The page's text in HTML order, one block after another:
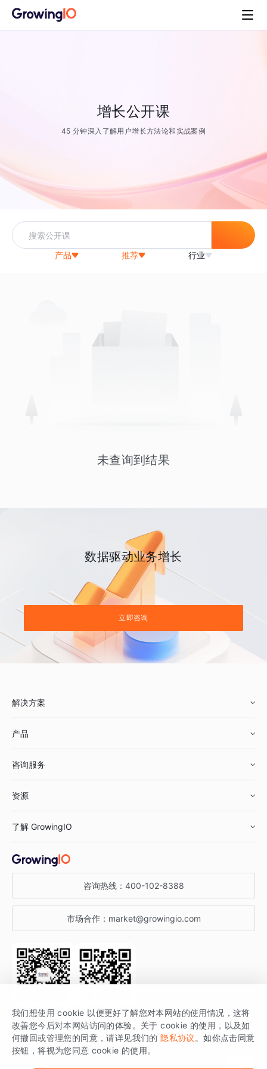
增长公开课
45 分钟深入了解用户增长方法论和实战案例
产品 推荐 行业
未查询到结果
数据驱动业务增长
立即咨询
解决方案
鞋服行业
汽车行业
金融行业
产品
智能运营
获客分析
咨询服务
资源
增长公开课
增长博客
开发者文档
SDK 文档
场景指南
了解 GrowingIO
关于 GrowingIO
增长大会
行业活动
咨询热线： 400-102-8388
市场合作： market@growingio.com
关注公众号 获取更多干货
GrowingIO 是专注于数据智能分析与增长的品牌，核心平台为 GrowingIO
分析云。
我们想使用 cookie 以便更好了解您对本网站的使用情况，这将
改善您今后对本网站访问的体验。关于 cookie 的使用，以及如
何撤回或管理您的同意，请详见我们的 隐私协议 。如你点击同意
按钮，将视为您同意 cookie 的使用。